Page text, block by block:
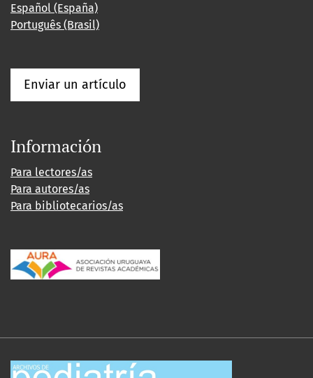
Español (España)
Português (Brasil)
Enviar un artículo
Información
Para lectores/as
Para autores/as
Para bibliotecarios/as